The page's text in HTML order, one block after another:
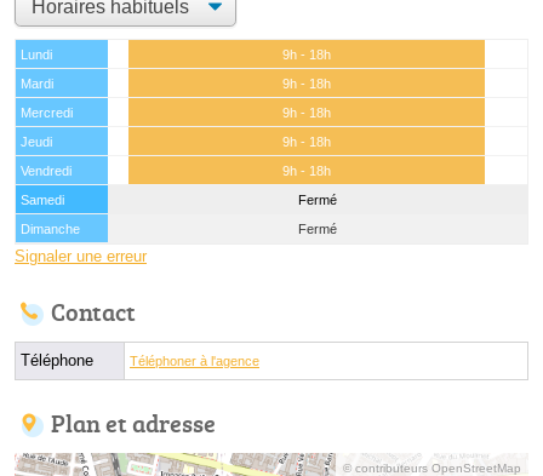
Lundi
9h - 18h
Mardi
9h - 18h
Mercredi
9h - 18h
Jeudi
9h - 18h
Vendredi
9h - 18h
Samedi
Fermé
Dimanche
Fermé
Signaler une erreur
Contact
Téléphone Téléphoner à l'agence
Plan et adresse
© contributeurs OpenStreetMap